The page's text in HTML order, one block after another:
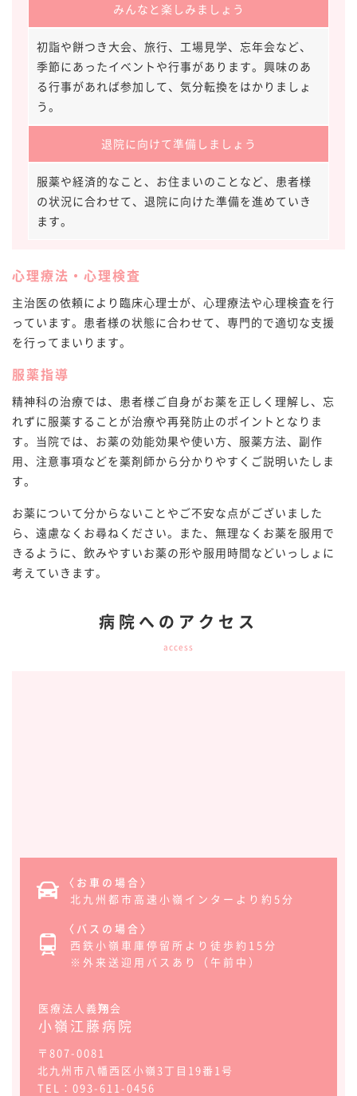
みんなと楽しみましょう
初詣や餅つき大会、旅行、工場見学、忘年会など、
季節にあったイベントや行事があります。興味のあ
る行事があれば参加して、気分転換をはかりましょ
う。
退院に向けて準備しましょう
服薬や経済的なこと、お住まいのことなど、患者様
の状況に合わせて、退院に向けた準備を進めていき
ます。
心理療法・心理検査
主治医の依頼により臨床心理士が、心理療法や心理検査を行
っています。患者様の状態に合わせて、専門的で適切な支援
を行ってまいります。
服薬指導
精神科の治療では、患者様ご自身がお薬を正しく理解し、忘
れずに服薬することが治療や再発防止のポイントとなりま
す。当院では、お薬の効能効果や使い方、服薬方法、副作
用、注意事項などを薬剤師から分かりやすくご説明いたしま
す。
お薬について分からないことやご不安な点がございました
ら、遠慮なくお尋ねください。また、無理なくお薬を服用で
きるように、飲みやすいお薬の形や服用時間などいっしょに
考えていきます。
病院へのアクセス
access
〈お車の場合〉
北九州都市高速小嶺インターより約5分
〈バスの場合〉
西鉄小嶺車庫停留所より徒歩約15分
※外来送迎用バスあり（午前中）
医療法人義翔会
小嶺江藤病院
〒807-0081
北九州市八幡西区小嶺3丁目19番1号
TEL：093-611-0456